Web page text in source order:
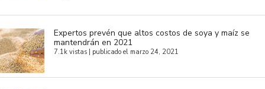
Expertos prevén que altos costos de soya y maíz se
mantendrán en 2021
7.1k vistas publicado el marzo 24, 2021